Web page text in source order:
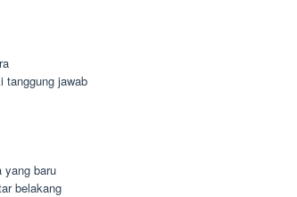
tanggung jawab
yang baru
belakang